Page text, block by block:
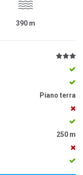
390 m
Piano terra
250 m